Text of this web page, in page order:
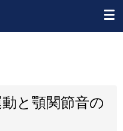
と顎関節音の